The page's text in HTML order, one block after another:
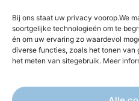
Bij ons staat uw privacy voorop.We
soortgelijke technologieën om te
én om uw ervaring zo waardevol
diverse functies, zoals het tonen van
het meten van sitegebruik. Meer
Onze informatie